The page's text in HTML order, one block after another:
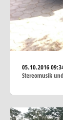
05.10.2016
Stereomusik